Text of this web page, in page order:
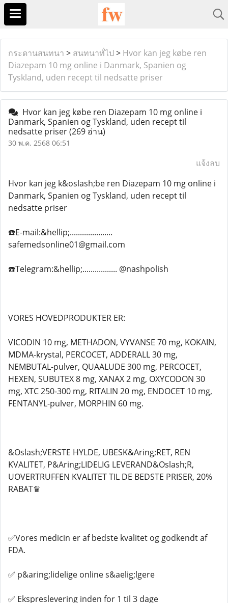
กระดานสนทนา > สนทนาทั่ไป > Hvor kan jeg købe ren
Diazepam 10 mg online i Danmark, Spanien og
Tyskland, uden recept til nedsatte priser
Hvor kan jeg købe ren Diazepam 10 mg online i
Danmark, Spanien og Tyskland, uden recept til
nedsatte priser(269 อ่าน)
30 พ.ค. 2568 06:51
แจ้งลบ
Hvor kan jeg k&oslash;be ren Diazepam 10 mg online i
Danmark, Spanien og Tyskland, uden recept til
nedsatte priser
☎️E-mail:&hellip;.....................
safemedsonline01@gmail.com
☎️Telegram:&hellip;................. @nashpolish
VORES HOVEDPRODUKTER ER:
VICODIN 10 mg, METHADON, VYVANSE 70 mg, KOKAIN,
MDMA-krystal, PERCOCET, ADDERALL 30 mg,
NEMBUTAL-pulver, QUAALUDE 300 mg, PERCOCET,
HEXEN, SUBUTEX 8 mg, XANAX 2 mg, OXYCODON 30
mg, XTC 250-300 mg, RITALIN 20 mg, ENDOCET 10 mg,
FENTANYL-pulver, MORPHIN 60 mg.
&Oslash;VERSTE HYLDE, UBESK&Aring;RET, REN
KVALITET, P&Aring;LIDELIG LEVERAND&Oslash;R,
UOVERTRUFFEN KVALITET TIL DE BEDSTE PRISER, 20%
RABAT♛
✅Vores medicin er af bedste kvalitet og godkendt af
FDA.
✅ p&aring;lidelige online s&aelig;lgere
✅ Ekspreslevering inden for 1 til 3 dage